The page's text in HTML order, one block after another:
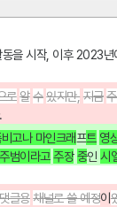
을 시작, 이후 2023년
로 알 수 있지만, 지금
고나 마인크래프트 영
주범이라고 주장 중인 시
댓글용 채널로 쓸 예정이